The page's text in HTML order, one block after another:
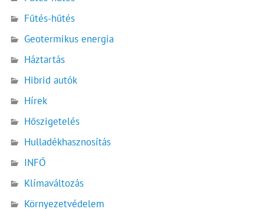
Fűtés-hűtés
Geotermikus energia
Háztartás
Hibrid autók
Hírek
Hőszigetelés
Hulladékhasznosítás
INFÓ
Klímaváltozás
Környezetvédelem